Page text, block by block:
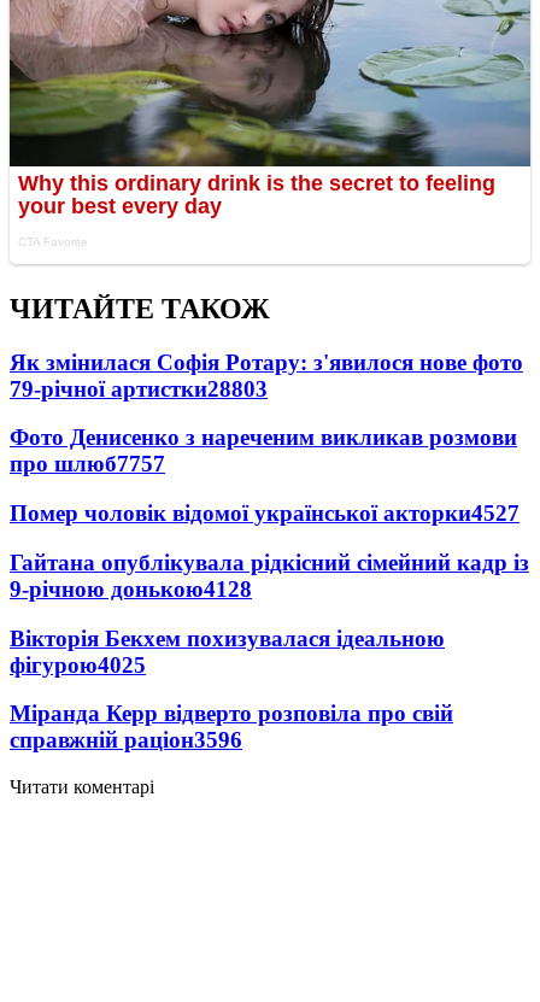
ЧИТАЙТЕ ТАКОЖ
Як змінилася Софія Ротару: з'явилося нове фото
79-річної артистки28803
Фото Денисенко з нареченим викликав розмови
про шлюб7757
Помер чоловік відомої української акторки4527
Гайтана опублікувала рідкісний сімейний кадр із
9-річною донькою4128
Вікторія Бекхем похизувалася ідеальною
фігурою4025
Міранда Керр відверто розповіла про свій
справжній раціон3596
Читати коментарі